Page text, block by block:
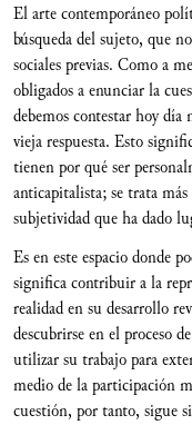
El arte contemporáneo
búsqueda del sujeto, que
sociales previas. Como a
obligados a enunciar la
debemos contestar hoy
vieja respuesta. Esto
tienen por qué ser
anticapitalista; se trata
subjetividad que ha dado
Es en este espacio donde
significa contribuir a la
realidad en su desarrollo
descubrirse en el proceso
utilizar su trabajo para
medio de la participación
cuestión, por tanto, sigue